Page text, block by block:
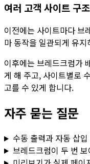
여러 고객 사이트 구
이전에는 사이트마다 브
마 동작을 일관되게 유
이후에는 브레드크럼가
게 해 주고, 사이트별로
고를 수 있게 합니다.
자주 묻는 질문
수동 출력과 자동 삽
브레드크럼이 두 번